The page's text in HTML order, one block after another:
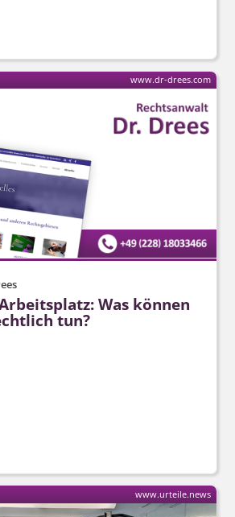
Was können
tun?
www.dr-drees.com
www.urteile.news